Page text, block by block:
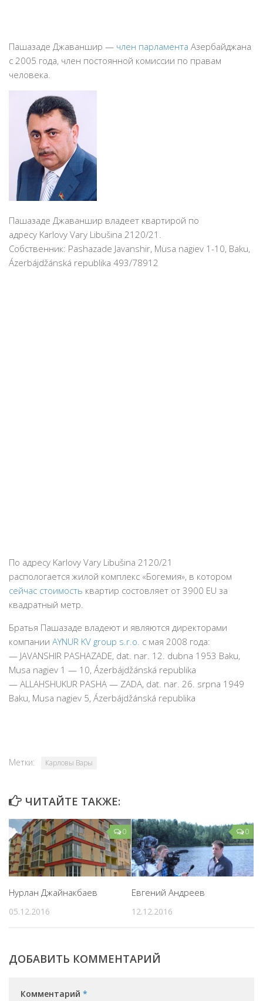
Пашазаде Джаваншир — член парламента Азербайджана
с 2005 года, член постоянной комиссии по правам
человека.
Пашазаде Джаваншир владеет квартирой по
адресу Karlovy Vary Libušina 2120/21.
Собственник: Pashazade Javanshir, Musa nagiev 1-10, Baku,
Ázerbájdžánská republika 493/78912
По адресу Karlovy Vary Libušina 2120/21
распологается жилой комплекс «Богемия», в котором
сейчас стоимость квартир состовляет от 3900 EU за
квадратный метр.
Братья Пашазаде владеют и являются директорами
компании AYNUR KV group s.r.o. с мая 2008 года:
— JAVANSHIR PASHAZADE, dat. nar. 12. dubna 1953 Baku,
Musa nagiev 1 — 10, Ázerbájdžánská republika
— ALLAHSHUKUR PASHA — ZADA, dat. nar. 26. srpna 1949
Baku, Musa nagiev 5, Ázerbájdžánská republika
Метки: Карловы Вары
ЧИТАЙТЕ ТАКЖЕ:
0
Нурлан Джайнакбаев
05.12.2016
0
Евгений Андреев
12.12.2016
ДОБАВИТЬ КОММЕНТАРИЙ
Комментарий *